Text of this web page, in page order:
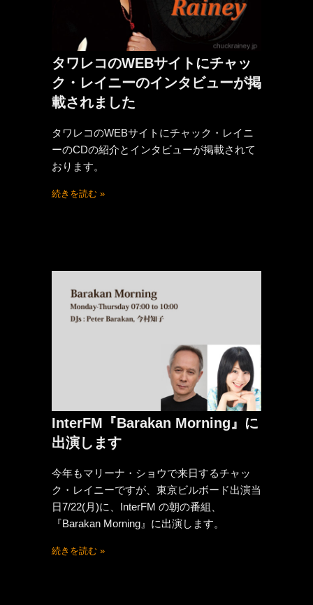
タワレコのWEBサイトにチャッ
ク・レイニーのインタビューが掲
載されました
タワレコのWEBサイトにチャック・レイニ
ーのCDの紹介とインタビューが掲載されて
おります。
続きを読む »
InterFM『Barakan Morning』に
出演します
今年もマリーナ・ショウで来日するチャッ
ク・レイニーですが、東京ビルボード出演当
日7/22(月)に、InterFM の朝の番組、
『Barakan Morning』に出演します。
続きを読む »